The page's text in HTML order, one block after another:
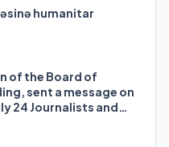
humanitar
of the Board of
sent a message on
24 Journalists and